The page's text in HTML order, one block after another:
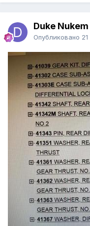
Duke Nukem
Опубликовано